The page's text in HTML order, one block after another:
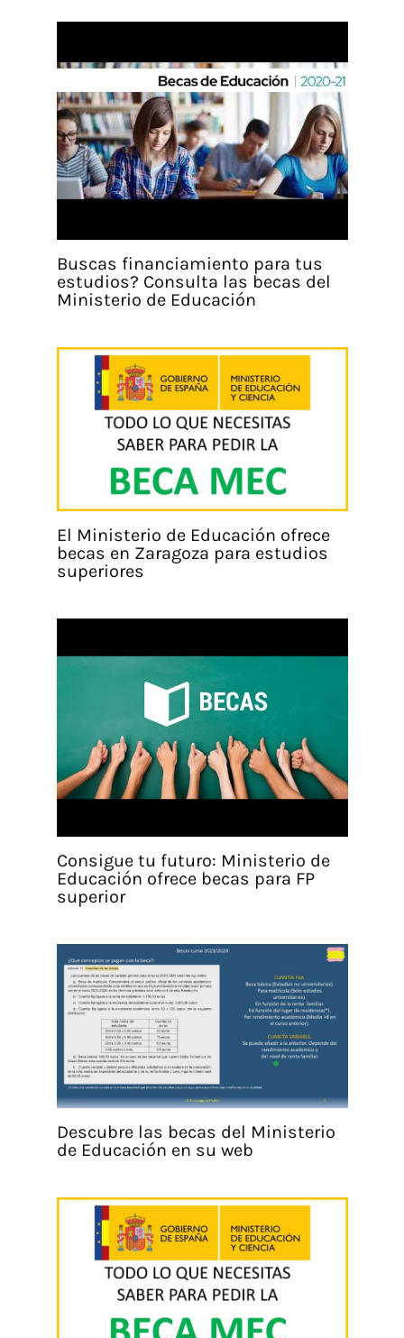
Buscas financiamiento para tus
estudios? Consulta las becas del
Ministerio de Educación
El Ministerio de Educación ofrece
becas en Zaragoza para estudios
superiores
Consigue tu futuro: Ministerio de
Educación ofrece becas para FP
superior
Descubre las becas del Ministerio
de Educación en su web